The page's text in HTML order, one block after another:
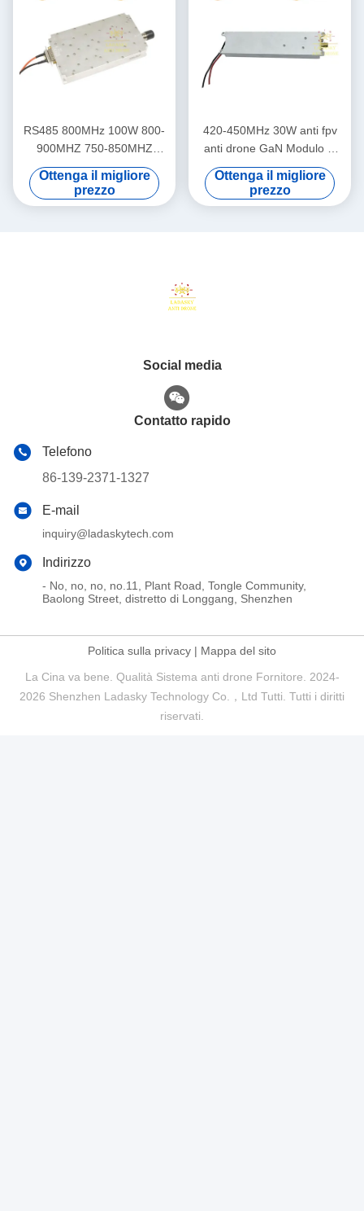
RS485 800MHz 100W 800-
900MHZ 750-850MHZ
Modulo anti drone Modulo
amplificatore di potenza RF
per anti Uav LDSK 24-32V
Ottenga il migliore
prezzo
420-450MHz 30W anti fpv
anti drone GaN Modulo di
difesa drone con 1-1.5dB di
potenza piatta
Ottenga il migliore
prezzo
Social media
Contatto rapido
Telefono
86-139-2371-1327
E-mail
inquiry@ladaskytech.com
Indirizzo
- No, no, no, no.11, Plant Road, Tongle Community,
Baolong Street, distretto di Longgang, Shenzhen
Politica sulla privacy | Mappa del sito
La Cina va bene. Qualità Sistema anti drone Fornitore. 2024-
2026 Shenzhen Ladasky Technology Co.，Ltd Tutti. Tutti i diritti
riservati.